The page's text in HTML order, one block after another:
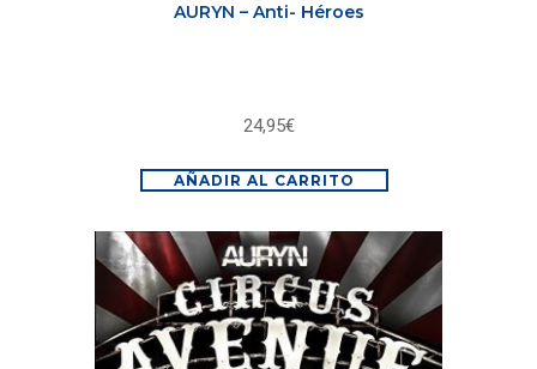
AURYN – Anti- Héroes
24,95€
AÑADIR AL CARRITO